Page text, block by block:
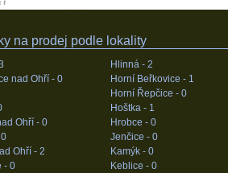
na prodej podle lokality
nad Ohří - 0
Ohří - 0
0
Ohří - 2
- 0
Hlinná - 2
Horní Beřkovice - 1
Horní Řepčice - 0
Hoštka - 1
Hrobce - 0
Jenčice - 0
Kamýk - 0
Keblice - 0